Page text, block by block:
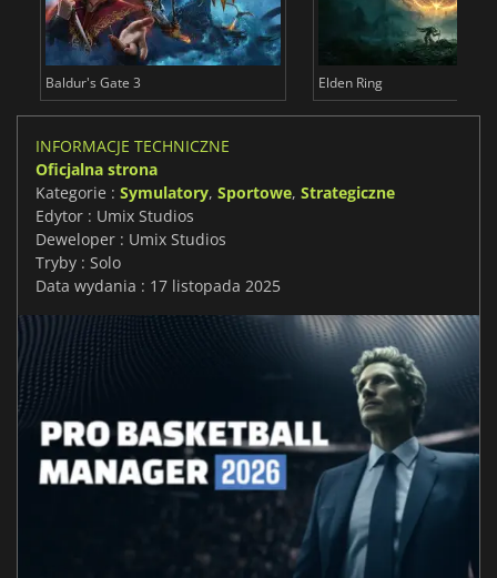
Baldur's Gate 3 Elden Ring
INFORMACJE TECHNICZNE
Oficjalna strona
Kategorie : Symulatory, Sportowe, Strategiczne
Edytor : Umix Studios
Deweloper : Umix Studios
Tryby : Solo
Data wydania : 17 listopada 2025